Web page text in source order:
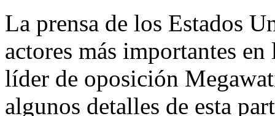
La prensa de los Estados
actores más importantes
líder de oposición
algunos detalles de esta